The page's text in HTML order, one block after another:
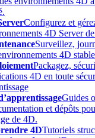
Configurez et
4D Server
Surveillez,
4D
Packagez,
4D en toute
Guides
et dépôts
de 4D.
4DTutoriels